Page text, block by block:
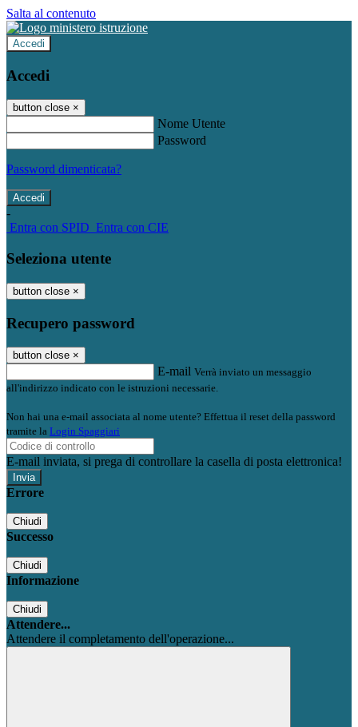
Salta al contenuto
Accedi
Accedi
button close ×
Nome Utente
Password
Password dimenticata?
-
Entra con SPID Entra con CIE
Seleziona utente
button close ×
Recupero password
button close ×
E-mail Verrà inviato un messaggio
all'indirizzo indicato con le istruzioni necessarie.
Non hai una e-mail associata al nome utente? Effettua il reset della password
tramite la Login Spaggiari
E-mail inviata, si prega di controllare la casella di posta elettronica!
Errore
Chiudi
Successo
Chiudi
Informazione
Chiudi
Attendere...
Attendere il completamento dell'operazione...